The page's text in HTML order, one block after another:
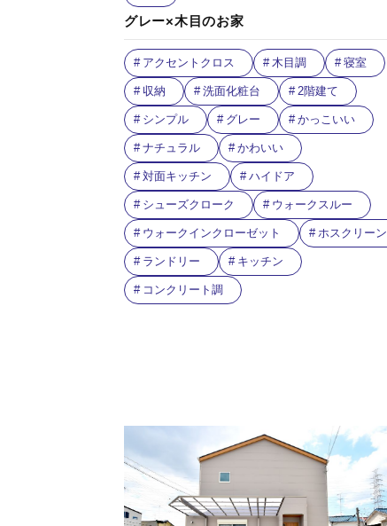
グレー×木目のお家
アクセントクロス 木目調 寝室
収納 洗面化粧台 2階建て
シンプル グレー かっこいい
ナチュラル かわいい
対面キッチン ハイドア
シューズクローク ウォークスルー
ウォークインクローゼット ホスクリーン
ランドリー キッチン
コンクリート調